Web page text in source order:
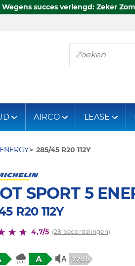
Wegens succes verlengd: Zeker
Zoeken
AIRCO LEASE
285/45 R20 112Y
SPORT 5
R20 112Y
4,7/5 (28 beoordelingen)
A 72db